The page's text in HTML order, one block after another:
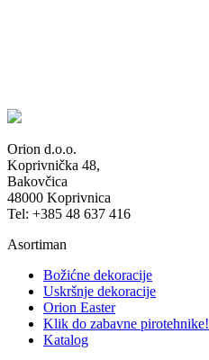
Orion d.o.o.
Koprivnička 48,
Bakovčica
48000 Koprivnica
Tel: +385 48 637 416
Asortiman
Božićne dekoracije
Uskršnje dekoracije
Orion Easter
Klik do zabavne pirotehnike!
Katalog